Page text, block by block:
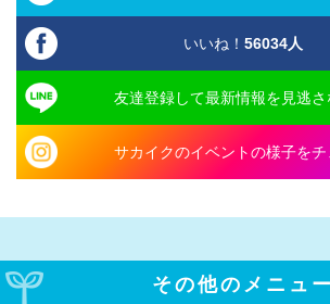
いいね！ 56034人
友達登録して最新情報を見逃さ
サカイクのイベントの様子をチ
その他のメニュー